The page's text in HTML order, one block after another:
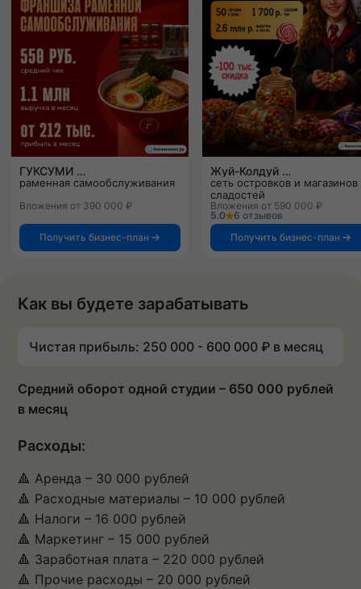
ГУКСУМИ
раменная самообслуживания
Вложения от 390 000 ₽
Получить бизнес-план
Жуй-Колдуй
сеть островков и магазинов
сладостей
Вложения от 590 000 ₽
5.0
6 отзывов
Получить бизнес-план
Как вы будете зарабатывать
Чистая прибыль: 250 000 - 600 000 ₽ в месяц
Средний оборот одной студии – 650 000 рублей
в месяц
Расходы:
🔺 Аренда – 30 000 рублей
🔺 Расходные материалы – 10 000 рублей
🔺 Налоги – 16 000 рублей
🔺 Маркетинг – 15 000 рублей
🔺 Заработная плата – 220 000 рублей
🔺 Прочие расходы – 20 000 рублей